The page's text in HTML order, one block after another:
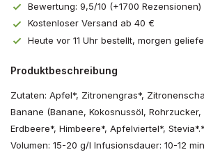
Bewertung: 9,5/10 (+1700 Rezensionen)
Kostenloser Versand ab 40 €
Heute vor 11 Uhr bestellt, morgen
Produktbeschreibung
Zutaten: Apfel*, Zitronengras*,
Banane (Banane, Kokosnussöl, Rohrzucker,
Erdbeere*, Himbeere*, Apfelviertel*,
Volumen: 15-20 g/l Infusionsdauer: 10-12